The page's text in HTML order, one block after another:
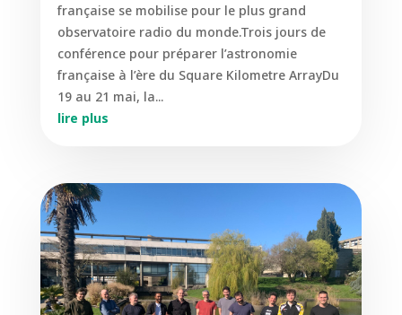
française se mobilise pour le plus grand
observatoire radio du monde.Trois jours de
conférence pour préparer l’astronomie
française à l’ère du Square Kilometre ArrayDu
19 au 21 mai, la...
lire plus